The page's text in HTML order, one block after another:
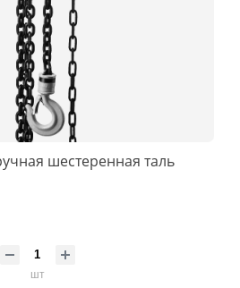
шестеренная таль
шт